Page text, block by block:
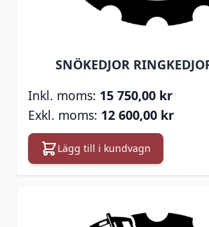
SNÖKEDJOR
15 750,00 kr
12 600,00 kr
Lägg till i kundvagn